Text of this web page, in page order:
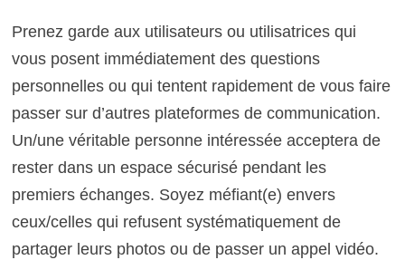
Prenez garde aux utilisateurs ou utilisatrices qui
vous posent immédiatement des questions
personnelles ou qui tentent rapidement de vous faire
passer sur d’autres plateformes de communication.
Un/une véritable personne intéressée acceptera de
rester dans un espace sécurisé pendant les
premiers échanges. Soyez méfiant(e) envers
ceux/celles qui refusent systématiquement de
partager leurs photos ou de passer un appel vidéo.